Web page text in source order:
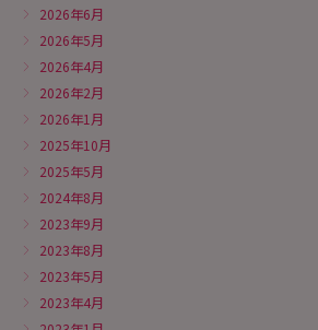
2026年6月
2026年5月
2026年4月
2026年2月
2026年1月
2025年10月
2025年5月
2024年8月
2023年9月
2023年8月
2023年5月
2023年4月